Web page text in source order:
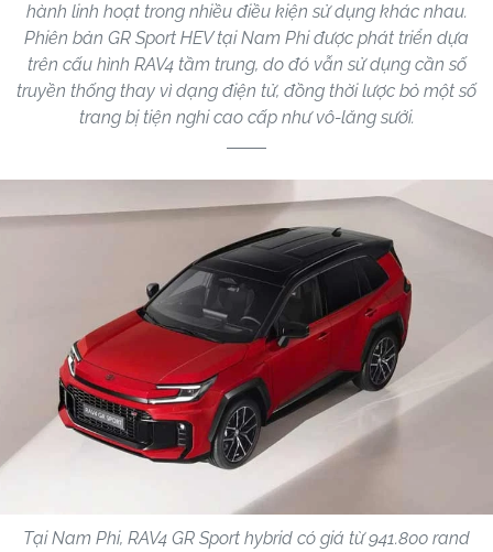
hành linh hoạt trong nhiều điều kiện sử dụng khác nhau.
Phiên bản GR Sport HEV tại Nam Phi được phát triển dựa
trên cấu hình RAV4 tầm trung, do đó vẫn sử dụng cần số
truyền thống thay vì dạng điện tử, đồng thời lược bỏ một số
trang bị tiện nghi cao cấp như vô-lăng sưởi.
Tại Nam Phi, RAV4 GR Sport hybrid có giá từ 941.800 rand